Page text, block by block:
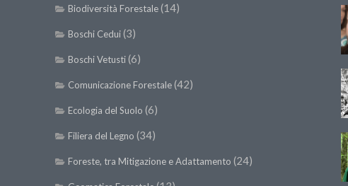
Biodiversità Forestale(14)
Boschi Cedui(3)
Boschi Vetusti(6)
Comunicazione Forestale(42)
Ecologia del Suolo (6)
Filiera del Legno (34)
Foreste, tra Mitigazione e Adattamento (24)